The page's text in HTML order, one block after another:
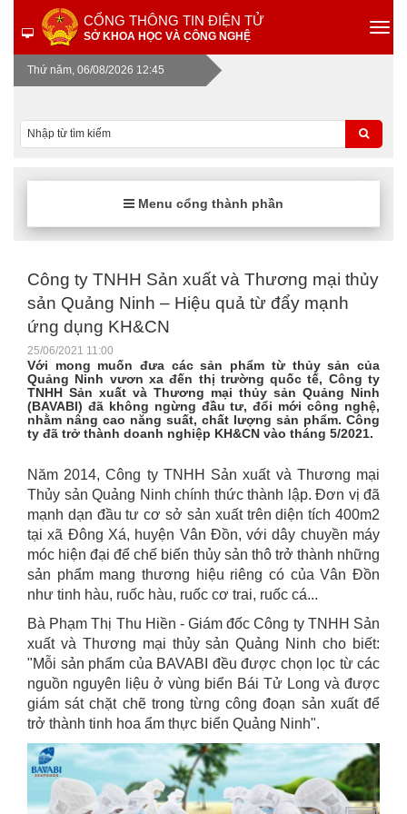
CỔNG THÔNG TIN ĐIỆN TỬ
SỞ KHOA HỌC VÀ CÔNG NGHỆ
Thứ năm, 06/08/2026 12:45
Menu cổng thành phần
Công ty TNHH Sản xuất và Thương mại thủy
sản Quảng Ninh – Hiệu quả từ đẩy mạnh
ứng dụng KH&CN
25/06/2021 11:00
Với mong muốn đưa các sản phẩm từ thủy sản của
Quảng Ninh vươn xa đến thị trường quốc tế, Công ty
TNHH Sản xuất và Thương mại thủy sản Quảng Ninh
(BAVABI) đã không ngừng đầu tư, đổi mới công nghệ,
nhằm nâng cao năng suất, chất lượng sản phẩm. Công
ty đã trở thành doanh nghiệp KH&CN vào tháng 5/2021.
Năm 2014, Công ty TNHH Sản xuất và Thương mại
Thủy sản Quảng Ninh chính thức thành lập. Đơn vị đã
mạnh dạn đầu tư cơ sở sản xuất trên diện tích 400m2
tại xã Đông Xá, huyện Vân Đồn, với dây chuyền máy
móc hiện đại để chế biến thủy sản thô trở thành những
sản phẩm mang thương hiệu riêng có của Vân Đồn
như tinh hàu, ruốc hàu, ruốc cơ trai, ruốc cá...
Bà Phạm Thị Thu Hiền - Giám đốc Công ty TNHH Sản
xuất và Thương mại thủy sản Quảng Ninh cho biết:
"Mỗi sản phẩm của BAVABI đều được chọn lọc từ các
nguồn nguyên liệu ở vùng biển Bái Tử Long và được
giám sát chặt chẽ trong từng công đoạn sản xuất để
trở thành tinh hoa ẩm thực biển Quảng Ninh".